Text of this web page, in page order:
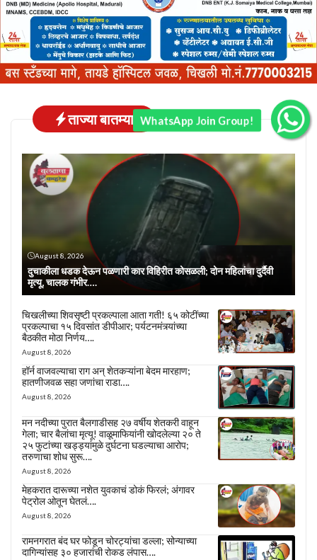
ताज्या बातम्या
August 8, 2026
दुचाकीला धडक देऊन पळणारी कार विहिरीत कोसळली; दोन महिलांचा दुर्दैवी
मृत्यू, चालक गंभीर….
चिखलीच्या शिवसृष्टी प्रकल्पाला आता गती! ६५ कोटींच्या
प्रकल्पाचा १५ दिवसांत डीपीआर; पर्यटनमंत्र्यांच्या
बैठकीत मोठा निर्णय….
August 8, 2026
हॉर्न वाजवल्याचा राग अन् शेतकऱ्यांना बेदम मारहाण;
हातणीजवळ सहा जणांचा राडा….
August 8, 2026
मन नदीच्या पुरात बैलगाडीसह २७ वर्षीय शेतकरी वाहून
गेला; चार बैलांचा मृत्यू! वाळूमाफियांनी खोदलेल्या २० ते
२५ फुटांच्या खड्ड्यांमुळे दुर्घटना घडल्याचा आरोप;
तरुणाचा शोध सुरू….
August 8, 2026
मेहकरात दारूच्या नशेत युवकाचं डोकं फिरलं; अंगावर
पेट्रोल ओतून घेतलं….
August 8, 2026
रामनगरात बंद घर फोडून चोरट्यांचा डल्ला; सोन्याच्या
दागिन्यांसह ३० हजारांची रोकड लंपास….
WhatsApp Join Group!